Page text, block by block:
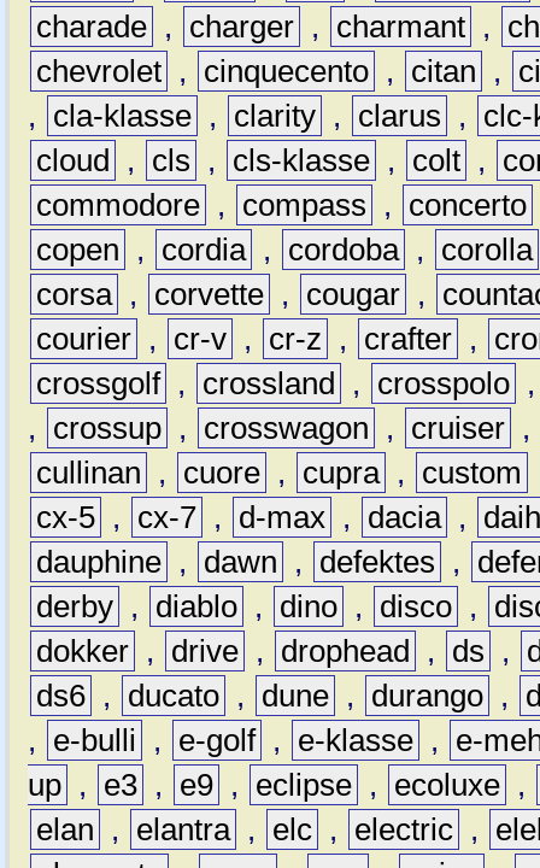
charade , charger , charmant ,
chevrolet , cinquecento , citan ,
,
cla-klasse , clarity , clarus ,
clc-
cloud
, cls , cls-klasse , colt ,
commodore , compass , concerto
copen
, cordia , cordoba ,
corolla
corsa , corvette , cougar ,
courier , cr-v , cr-z , crafter ,
crossgolf , crossland , crosspolo
,
crossup , crosswagon , cruiser ,
cullinan
, cuore , cupra , custom
cx-5 , cx-7 , d-max , dacia ,
dauphine , dawn , defektes ,
derby , diablo , dino , disco ,
dokker , drive , drophead , ds ,
ds6 , ducato , dune , durango ,
,
e-bulli , e-golf , e-klasse ,
e-
up , e3 , e9 , eclipse , ecoluxe ,
elan
, elantra , elc , electric ,